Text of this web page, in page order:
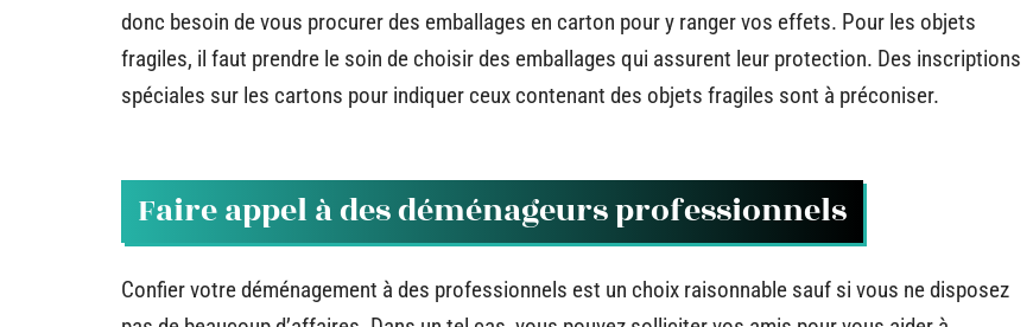
donc besoin de vous procurer des emballages en carton pour y ranger vos effets. Pour les objets
fragiles, il faut prendre le soin de choisir des emballages qui assurent leur protection. Des inscriptions
spéciales sur les cartons pour indiquer ceux contenant des objets fragiles sont à préconiser.
Faire appel à des déménageurs professionnels
Confier votre déménagement à des professionnels est un choix raisonnable sauf si vous ne disposez